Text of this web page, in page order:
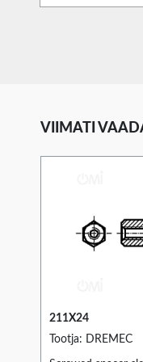
VIIMATI
211X24
Tootja: DREMEC